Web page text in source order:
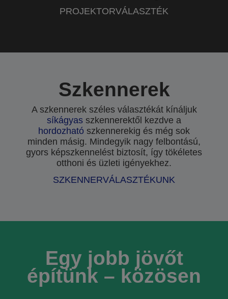
PROJEKTORVÁLASZTÉK
Szkennerek
A szkennerek széles választékát kínáljuk
síkágyas szkennerektől kezdve a
hordozható szkennerekig és még sok
minden másig. Mindegyik nagy felbontású,
gyors képszkennelést biztosít, így tökéletes
otthoni és üzleti igényekhez.
SZKENNERVÁLASZTÉKUNK
Egy jobb jövőt
építünk – közösen